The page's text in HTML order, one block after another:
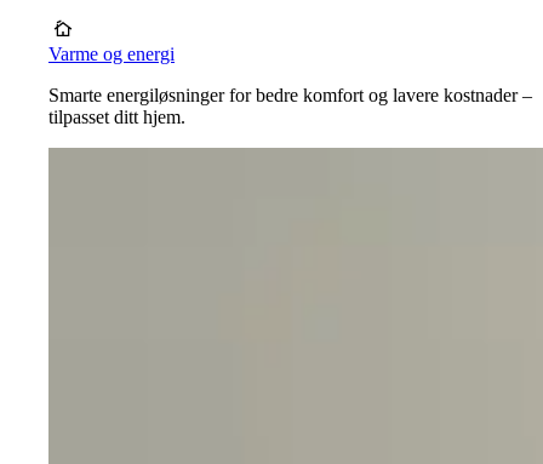
Varme og energi
Smarte energiløsninger for bedre komfort og lavere kostnader –
tilpasset ditt hjem.